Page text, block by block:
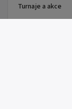
Turnaje a akce